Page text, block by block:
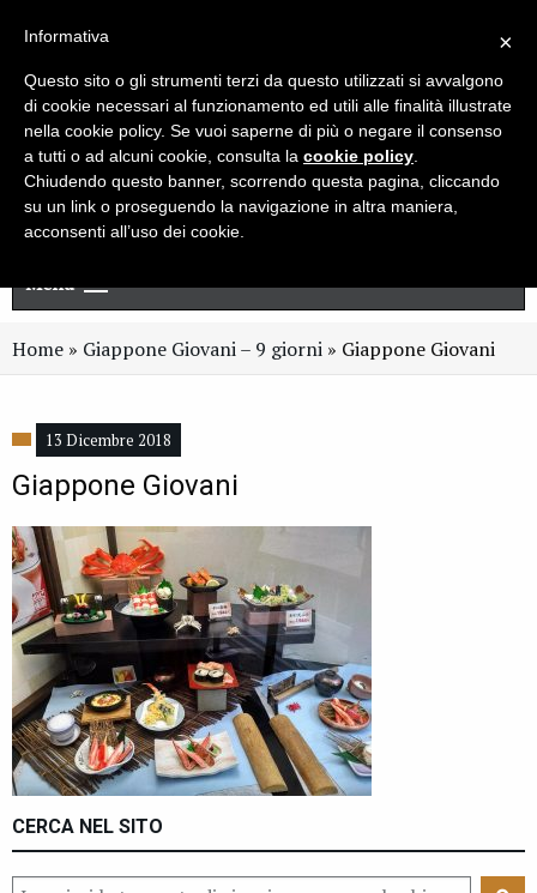
Newsletter
Menu
Home » Giappone Giovani – 9 giorni » Giappone Giovani
13 Dicembre 2018
Giappone Giovani
CERCA NEL SITO
×
Informativa
Questo sito o gli strumenti terzi da questo utilizzati si avvalgono
di cookie necessari al funzionamento ed utili alle finalità illustrate
nella cookie policy. Se vuoi saperne di più o negare il consenso
a tutti o ad alcuni cookie, consulta la cookie policy
Chiudendo questo banner, scorrendo questa pagina, cliccando
su un link o proseguendo la navigazione in altra maniera,
acconsenti all’uso dei cookie.